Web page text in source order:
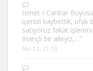
İsmet / Canbar
işimizi kaybettik, ufak
satıyoruz fakat
İnançlı bir aileyiz,…”
Nis 12, 21:13